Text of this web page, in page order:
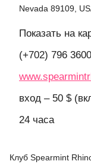
Nevada 89109,
Показать на
(+702) 796 3600
вход – 50 $
24 часа
Клуб Spearmint